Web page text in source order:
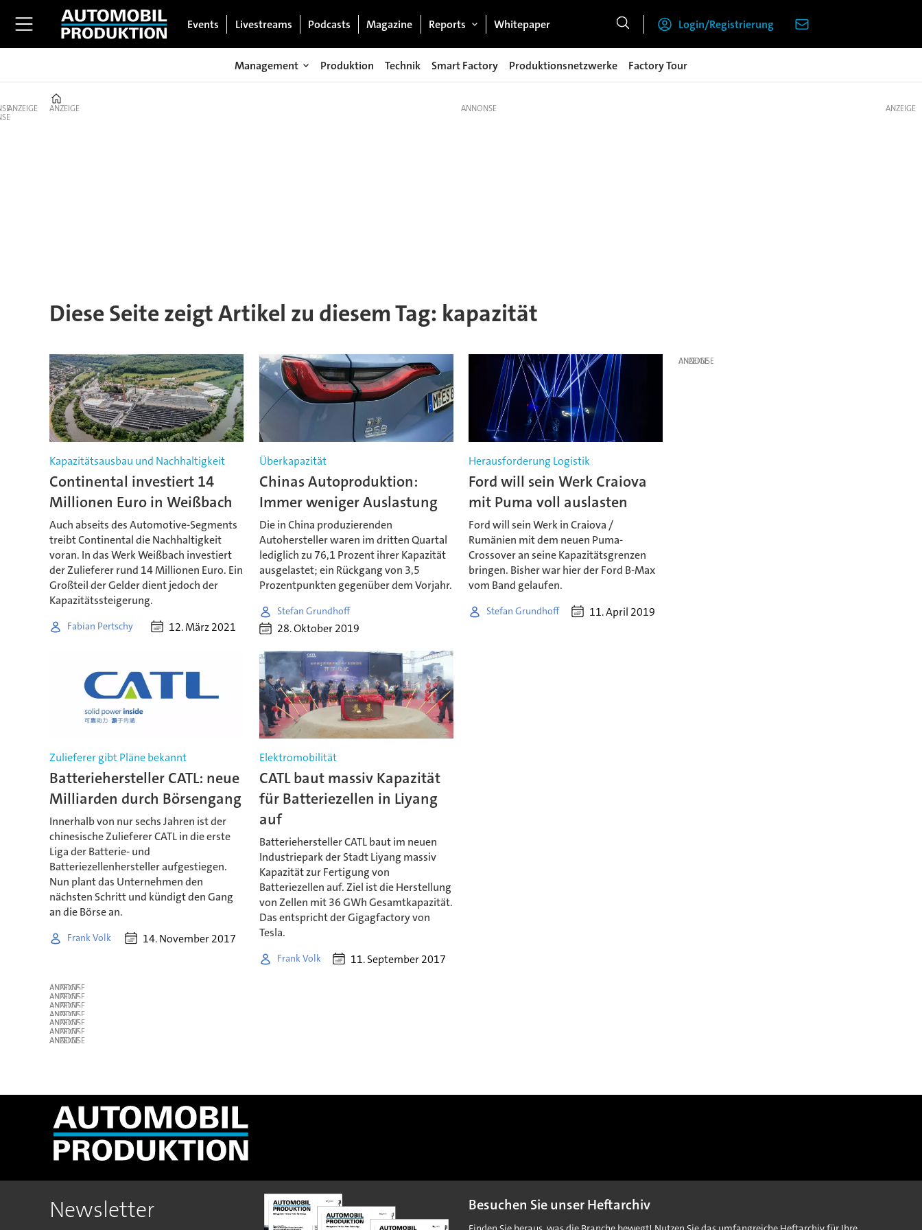
Events Livestreams Podcasts Magazine Reports Whitepaper Login/Registrierung
Management Produktion Technik Smart Factory Produktionsnetzwerke Factory Tour
ANZEIGE ANZEIGE
Diese Seite zeigt Artikel zu diesem Tag: kapazität
Kapazitätsausbau und Nachhaltigkeit
Continental investiert 14
Millionen Euro in Weißbach
Auch abseits des Automotive-Segments
treibt Continental die Nachhaltigkeit
voran. In das Werk Weißbach investiert
der Zulieferer rund 14 Millionen Euro. Ein
Großteil der Gelder dient jedoch der
Kapazitätssteigerung.
Fabian Pertschy 12. März 2021
Überkapazität
Chinas Autoproduktion:
Immer weniger Auslastung
Die in China produzierenden
Autohersteller waren im dritten Quartal
lediglich zu 76,1 Prozent ihrer Kapazität
ausgelastet; ein Rückgang von 3,5
Prozentpunkten gegenüber dem Vorjahr.
Stefan Grundhoff
28. Oktober 2019
Herausforderung Logistik
Ford will sein Werk Craiova
mit Puma voll auslasten
Ford will sein Werk in Craiova /
Rumänien mit dem neuen Puma-
Crossover an seine Kapazitätsgrenzen
bringen. Bisher war hier der Ford B-Max
vom Band gelaufen.
Stefan Grundhoff 11. April 2019
ANZEIGE
Zulieferer gibt Pläne bekannt
Batteriehersteller CATL: neue
Milliarden durch Börsengang
Innerhalb von nur sechs Jahren ist der
chinesische Zulieferer CATL in die erste
Liga der Batterie- und
Batteriezellenhersteller aufgestiegen.
Nun plant das Unternehmen den
nächsten Schritt und kündigt den Gang
an die Börse an.
Frank Volk 14. November 2017
Elektromobilität
CATL baut massiv Kapazität
für Batteriezellen in Liyang
auf
Batteriehersteller CATL baut im neuen
Industriepark der Stadt Liyang massiv
Kapazität zur Fertigung von
Batteriezellen auf. Ziel ist die Herstellung
von Zellen mit 36 GWh Gesamtkapazität.
Das entspricht der Gigagfactory von
Tesla.
Frank Volk 11. September 2017
ANZEIGE
ANZEIGE
ANZEIGE
ANZEIGE
ANZEIGE
ANZEIGE
ANZEIGE
ANZEIGE
Newsletter Besuchen Sie unser Heftarchiv